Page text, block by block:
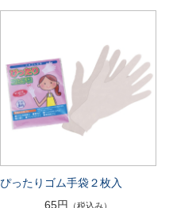
ぴったりゴム手袋２枚入
65円
（税込み）